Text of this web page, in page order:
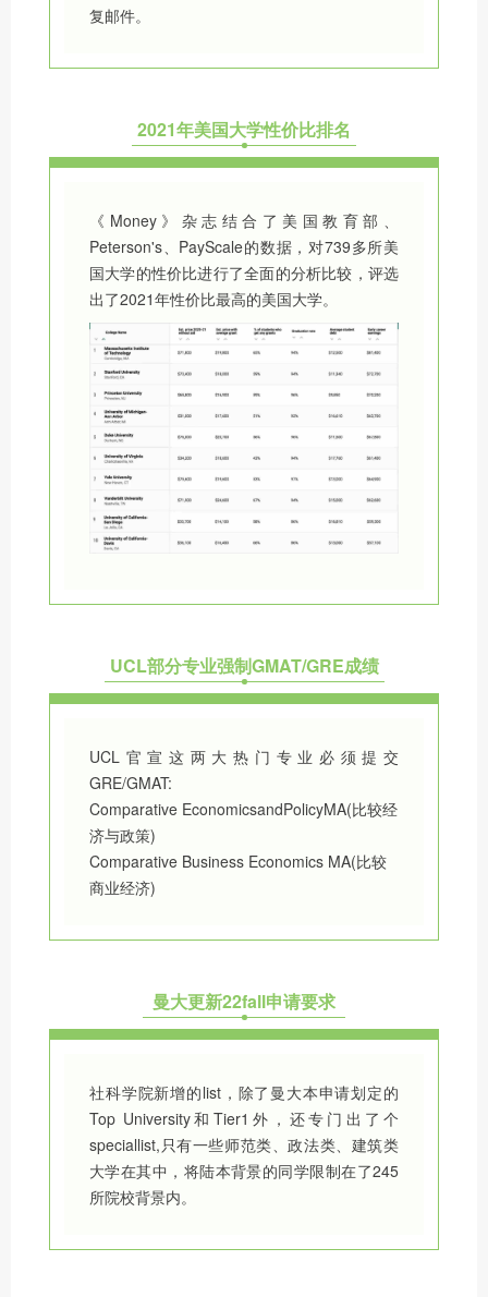
复邮件。
2021年美国大学性价比排名
《Money》杂志结合了美国教育部、
Peterson's、PayScale的数据，对739多所美
国大学的性价比进行了全面的分析比较，评选
出了2021年性价比最高的美国大学。
UCL部分专业强制GMAT/GRE成绩
UCL官宣这两大热门专业必须提交
GRE/GMAT:
Comparative EconomicsandPolicyMA(比较经
济与政策)
Comparative Business Economics MA(比较
商业经济)
曼大更新22fall申请要求
社科学院新增的list，除了曼大本申请划定的
Top University和Tier1外，还专门出了个
speciallist,只有一些师范类、政法类、建筑类
大学在其中，将陆本背景的同学限制在了245
所院校背景内。